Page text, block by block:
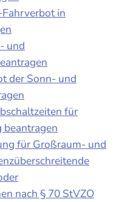
in
und
der Sonn- und
für
beantragen
für Großraum- und
nach § 70 StVZO